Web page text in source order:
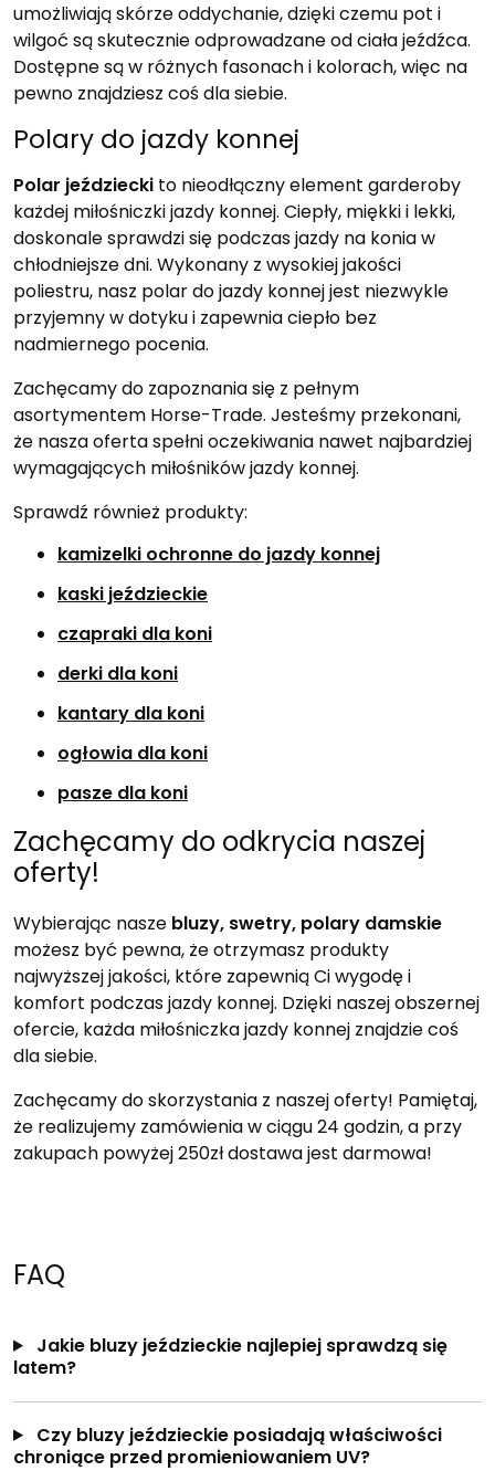
umożliwiają skórze oddychanie, dzięki czemu pot i
wilgoć są skutecznie odprowadzane od ciała jeźdźca.
Dostępne są w różnych fasonach i kolorach, więc na
pewno znajdziesz coś dla siebie.
Polary do jazdy konnej
Polar jeździecki to nieodłączny element garderoby
każdej miłośniczki jazdy konnej. Ciepły, miękki i lekki,
doskonale sprawdzi się podczas jazdy na konia w
chłodniejsze dni. Wykonany z wysokiej jakości
poliestru, nasz polar do jazdy konnej jest niezwykle
przyjemny w dotyku i zapewnia ciepło bez
nadmiernego pocenia.
Zachęcamy do zapoznania się z pełnym
asortymentem Horse-Trade. Jesteśmy przekonani,
że nasza oferta spełni oczekiwania nawet najbardziej
wymagających miłośników jazdy konnej.
Sprawdź również produkty:
kamizelki ochronne do jazdy konnej
kaski jeździeckie
czapraki dla koni
derki dla koni
kantary dla koni
ogłowia dla koni
pasze dla koni
Zachęcamy do odkrycia naszej
oferty!
Wybierając nasze bluzy, swetry, polary damskie
możesz być pewna, że otrzymasz produkty
najwyższej jakości, które zapewnią Ci wygodę i
komfort podczas jazdy konnej. Dzięki naszej obszernej
ofercie, każda miłośniczka jazdy konnej znajdzie coś
dla siebie.
Zachęcamy do skorzystania z naszej oferty! Pamiętaj,
że realizujemy zamówienia w ciągu 24 godzin, a przy
zakupach powyżej 250zł dostawa jest darmowa!
FAQ
Jakie bluzy jeździeckie najlepiej sprawdzą się
latem?
Czy bluzy jeździeckie posiadają właściwości
chroniące przed promieniowaniem UV?